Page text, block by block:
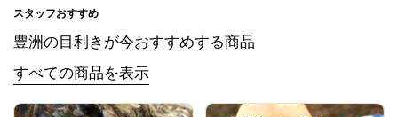
スタッフおすすめ
豊洲の目利きが今おすすめする商品
すべての商品を表示